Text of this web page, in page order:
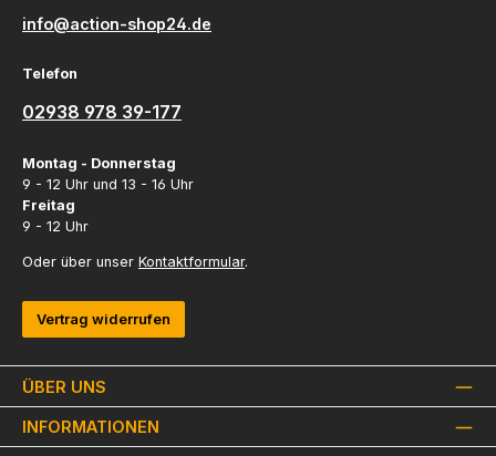
ÜBER UNS
INFORMATIONEN
info@action-shop24.de
Telefon
02938 978 39-177
Montag - Donnerstag
9 - 12 Uhr und 13 - 16 Uhr
Freitag
9 - 12 Uhr
Oder über unser Kontaktformular.
Vertrag widerrufen